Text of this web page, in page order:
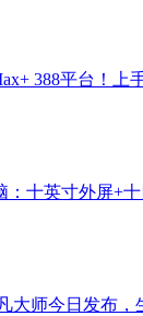
388平台！上
：十英寸外屏+
大师今日发布